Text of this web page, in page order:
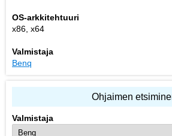
OS-arkkitehtuuri
x86, x64
Valmistaja
Benq
Ohjaimen
Valmistaja